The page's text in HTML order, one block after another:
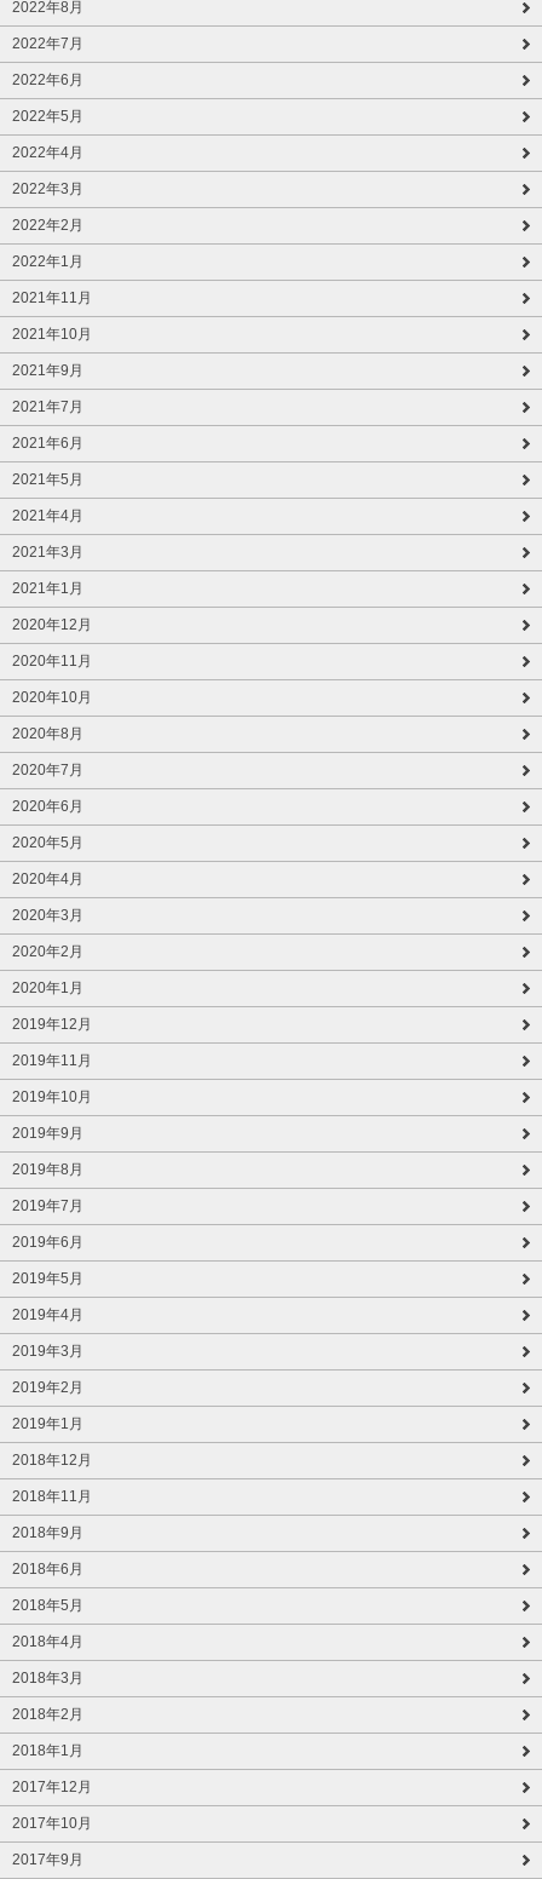
2022年8月
2022年7月
2022年6月
2022年5月
2022年4月
2022年3月
2022年2月
2022年1月
2021年11月
2021年10月
2021年9月
2021年7月
2021年6月
2021年5月
2021年4月
2021年3月
2021年1月
2020年12月
2020年11月
2020年10月
2020年8月
2020年7月
2020年6月
2020年5月
2020年4月
2020年3月
2020年2月
2020年1月
2019年12月
2019年11月
2019年10月
2019年9月
2019年8月
2019年7月
2019年6月
2019年5月
2019年4月
2019年3月
2019年2月
2019年1月
2018年12月
2018年11月
2018年9月
2018年6月
2018年5月
2018年4月
2018年3月
2018年2月
2018年1月
2017年12月
2017年10月
2017年9月